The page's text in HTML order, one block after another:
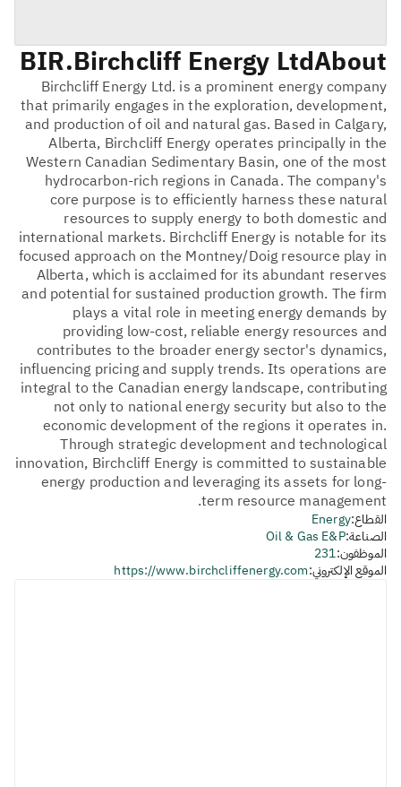
About
Birchcliff Energy Ltd.
BIR
Birchcliff Energy Ltd. is a prominent energy company
that primarily engages in the exploration, development,
and production of oil and natural gas. Based in Calgary,
Alberta, Birchcliff Energy operates principally in the
Western Canadian Sedimentary Basin, one of the most
hydrocarbon-rich regions in Canada. The company's
core purpose is to efficiently harness these natural
resources to supply energy to both domestic and
international markets. Birchcliff Energy is notable for its
focused approach on the Montney/Doig resource play in
Alberta, which is acclaimed for its abundant reserves
and potential for sustained production growth. The firm
plays a vital role in meeting energy demands by
providing low-cost, reliable energy resources and
contributes to the broader energy sector's dynamics,
influencing pricing and supply trends. Its operations are
integral to the Canadian energy landscape, contributing
not only to national energy security but also to the
economic development of the regions it operates in.
Through strategic development and technological
innovation, Birchcliff Energy is committed to sustainable
energy production and leveraging its assets for long-
term resource management.
القطاع:Energy
الصناعة:Oil & Gas E&P
الموظفون:231
الموقع الإلكتروني:https://www.birchcliffenergy.com